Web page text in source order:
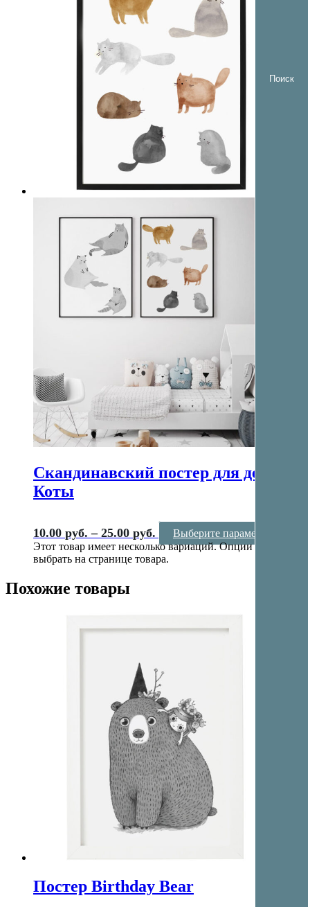
Скандинавский постер для детской
Коты
10.00 руб. – 25.00 руб.
Выберите параметры
Этот товар имеет несколько вариаций. Опции можно
выбрать на странице товара.
Похожие товары
Постер Birthday Bear